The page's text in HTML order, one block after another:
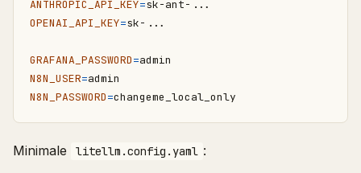
ANTHROPIC_API_KEY=
OPENAI_API_KEY=
GRAFANA_PASSWORD=
N8N_USER=
N8N_PASSWORD=
Minimale litellm.config.yaml :